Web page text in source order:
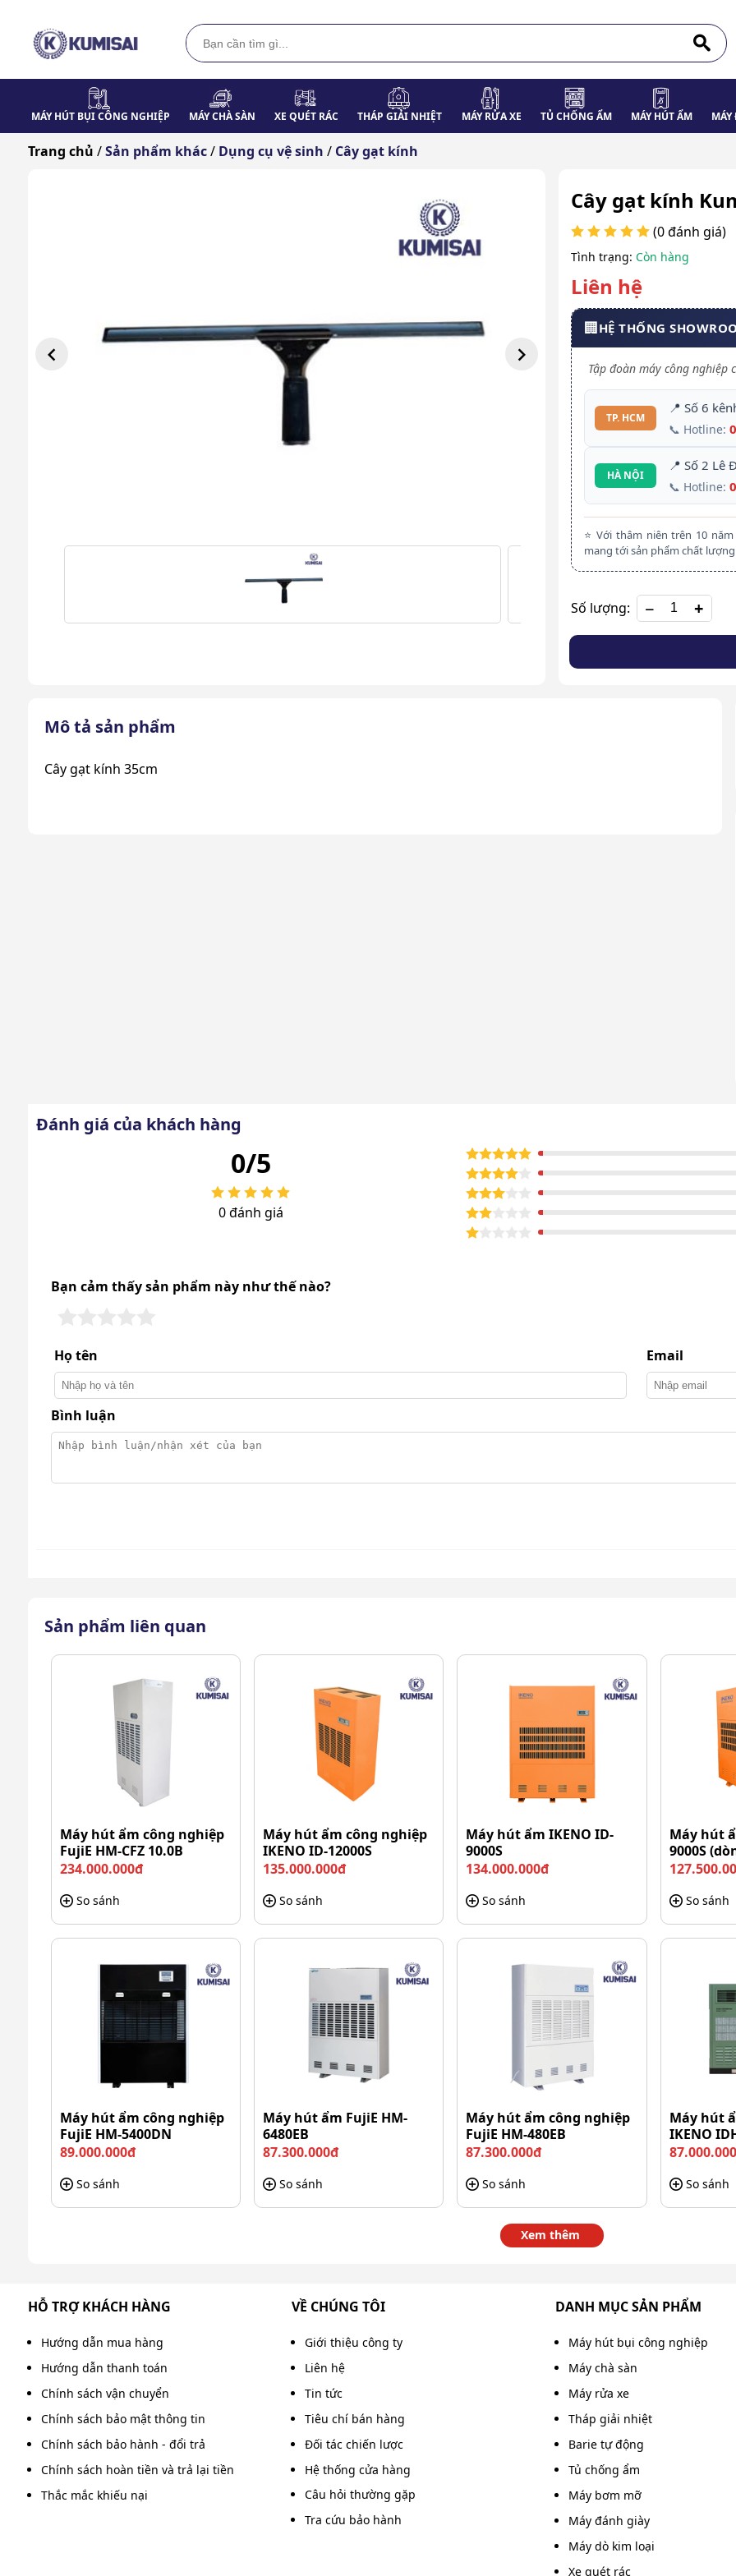
MÁY HÚT BỤI CÔNG NGHIỆP MÁY CHÀ SÀN XE QUÉT RÁC THÁP GIẢI NHIỆT MÁY RỬA XE TỦ CHỐNG ẨM MÁY HÚT ẨM
Trang chủ / Sản phẩm khác / Dụng cụ vệ sinh / Cây gạt kính
Cây gạt kính
(0 đánh giá)
Tình trạng: Còn hàng
Liên hệ
🏢HỆ THỐNG
Tập đoàn máy công
TP. HCM
📍 Số 6
📞 Hotline:
HÀ NỘI
📍 Số 2 Lê
📞 Hotline:
⭐ Với thâm niên trên 10
mang tới sản phẩm chất
Số lượng: +
Mô tả sản phẩm
Cây gạt kính 35cm
Đánh giá của khách hàng
0/5
0 đánh giá
Bạn cảm thấy sản phẩm này như thế nào?
Họ tên Email
Bình luận
Sản phẩm liên quan
Máy hút ẩm công nghiệp
FujiE HM-CFZ 10.0B
234.000.000đ
So sánh
Máy hút ẩm công nghiệp
IKENO ID-12000S
135.000.000đ
So sánh
Máy hút ẩm IKENO ID-
9000S
134.000.000đ
So sánh
Máy hút
9000S
So sánh
Máy hút ẩm công nghiệp
FujiE HM-5400DN
89.000.000đ
So sánh
Máy hút ẩm FujiE HM-
6480EB
87.300.000đ
So sánh
Máy hút ẩm công nghiệp
FujiE HM-480EB
87.300.000đ
So sánh
Máy hút
IKENO
So sánh
Xem thêm
HỖ TRỢ KHÁCH HÀNG
Hướng dẫn mua hàng
Hướng dẫn thanh toán
Chính sách vận chuyển
Chính sách bảo mật thông tin
Chính sách bảo hành - đổi trả
Chính sách hoàn tiền và trả lại tiền
Thắc mắc khiếu nại
VỀ CHÚNG TÔI
Giới thiệu công ty
Liên hệ
Tin tức
Tiêu chí bán hàng
Đối tác chiến lược
Hệ thống cửa hàng
Câu hỏi thường gặp
Tra cứu bảo hành
DANH MỤC SẢN PHẨM
Máy hút bụi công nghiệp
Máy chà sàn
Máy rửa xe
Tháp giải nhiệt
Barie tự động
Tủ chống ẩm
Máy bơm mỡ
Máy đánh giày
Máy dò kim loại
Xe quét rác